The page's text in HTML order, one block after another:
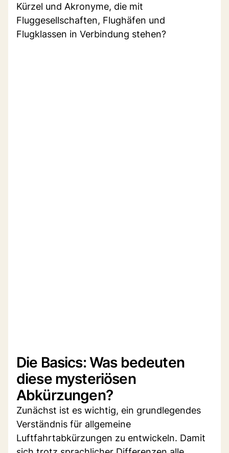
Kürzel und Akronyme, die mit
Fluggesellschaften, Flughäfen und
Flugklassen in Verbindung stehen?
Die Basics: Was bedeuten
diese mysteriösen
Abkürzungen?
Zunächst ist es wichtig, ein grundlegendes
Verständnis für allgemeine
Luftfahrtabkürzungen zu entwickeln. Damit